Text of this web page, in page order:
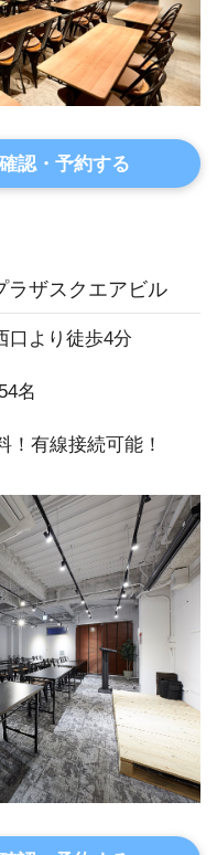
認・予約する
ザスクエアビル
口より徒歩4分
名
！有線接続可能！